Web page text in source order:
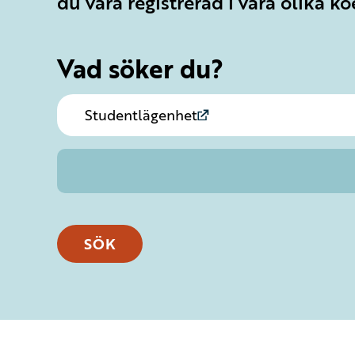
Vad söker du?
Studentlägenhet
SÖK